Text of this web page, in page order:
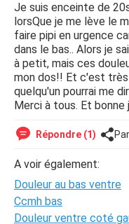
Je suis enceinte de
lorsQue je me lève le
faire pipi en urgence
dans le bas.. Alors je
à petit, mais ces
mon dos!! Et c'est
quelqu'un pourrai me
Merci à tous. Et bonne
Répondre (1)
A voir également:
Douleur au bas ventre
Ccmh bas
Douleur ventre coté